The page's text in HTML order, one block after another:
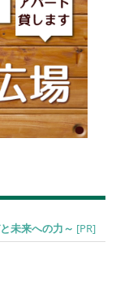
未来への力～ [PR]